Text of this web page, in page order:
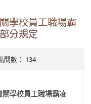
學校員工職場霸
分規定
閱數： 134
學校員工職場霸凌